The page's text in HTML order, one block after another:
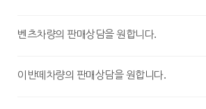
벤츠차량의 판매상담을 원합니다.
이반떼차량의 판매상담을 원합니다.